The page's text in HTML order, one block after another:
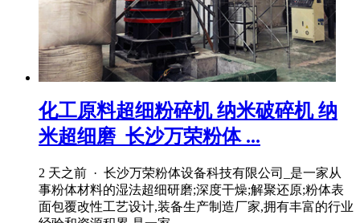
化工原料超细粉碎机 纳米破碎机 纳
米超细磨_长沙万荣粉体 ...
2 天之前 · 长沙万荣粉体设备科技有限公司_是一家从
事粉体材料的湿法超细研磨;深度干燥;解聚还原;粉体表
面包覆改性工艺设计,装备生产制造厂家,拥有丰富的行业